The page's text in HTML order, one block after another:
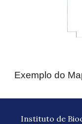
Exemplo do
Instituto de